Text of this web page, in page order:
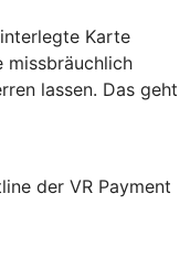
Karte
missbräuchlich
lassen. Das geht
der VR Payment